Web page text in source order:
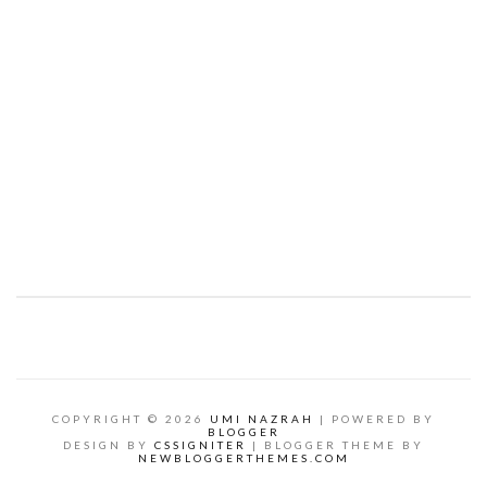
COPYRIGHT © 2026 UMI NAZRAH
| POWERED BY
BLOGGER
DESIGN BY CSSIGNITER
| BLOGGER THEME BY
NEWBLOGGERTHEMES.COM